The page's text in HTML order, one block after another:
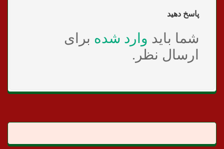
پاسخ دهید
شما باید وارد شده برای
ارسال نظر.